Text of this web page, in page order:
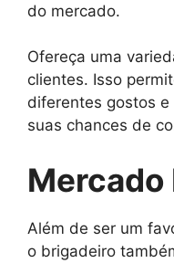
do mercado.
Ofereça uma
clientes. Isso
diferentes gostos
suas chances de
Além de ser um
o brigadeiro